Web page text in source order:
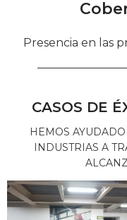
Presencia en las
CASOS DE
HEMOS
INDUSTRIAS A